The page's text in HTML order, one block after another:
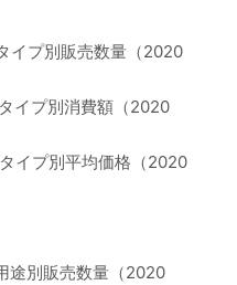
イプ別販売数量（2020
イプ別消費額（2020
イプ別平均価格（2020
途別販売数量（2020